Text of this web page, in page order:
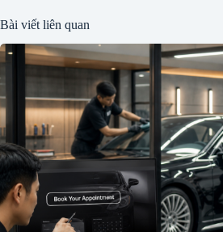
Bài viết liên quan